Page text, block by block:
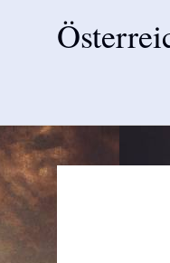
Skip
to
content